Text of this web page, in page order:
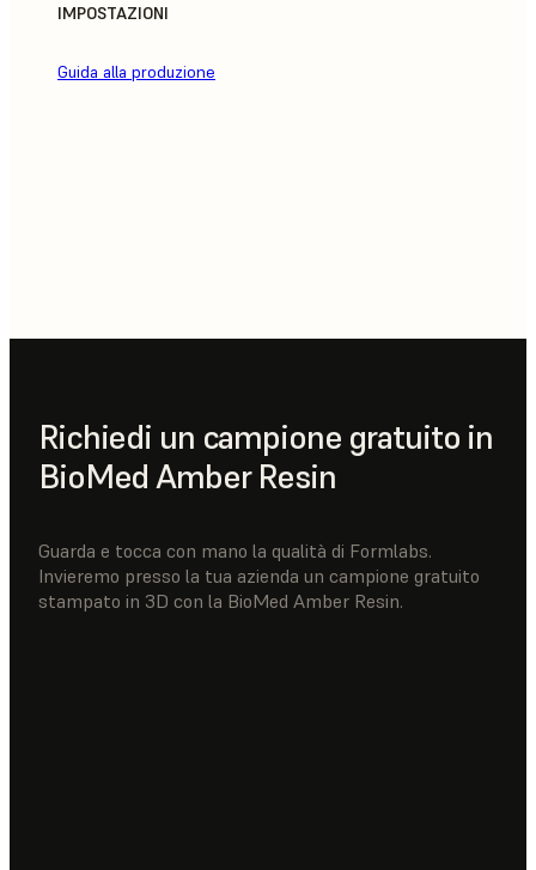
IMPOSTAZIONI
Guida alla produzione
Richiedi un campione gratuito in
BioMed Amber Resin
Guarda e tocca con mano la qualità di Formlabs.
Invieremo presso la tua azienda un campione gratuito
stampato in 3D con la BioMed Amber Resin.